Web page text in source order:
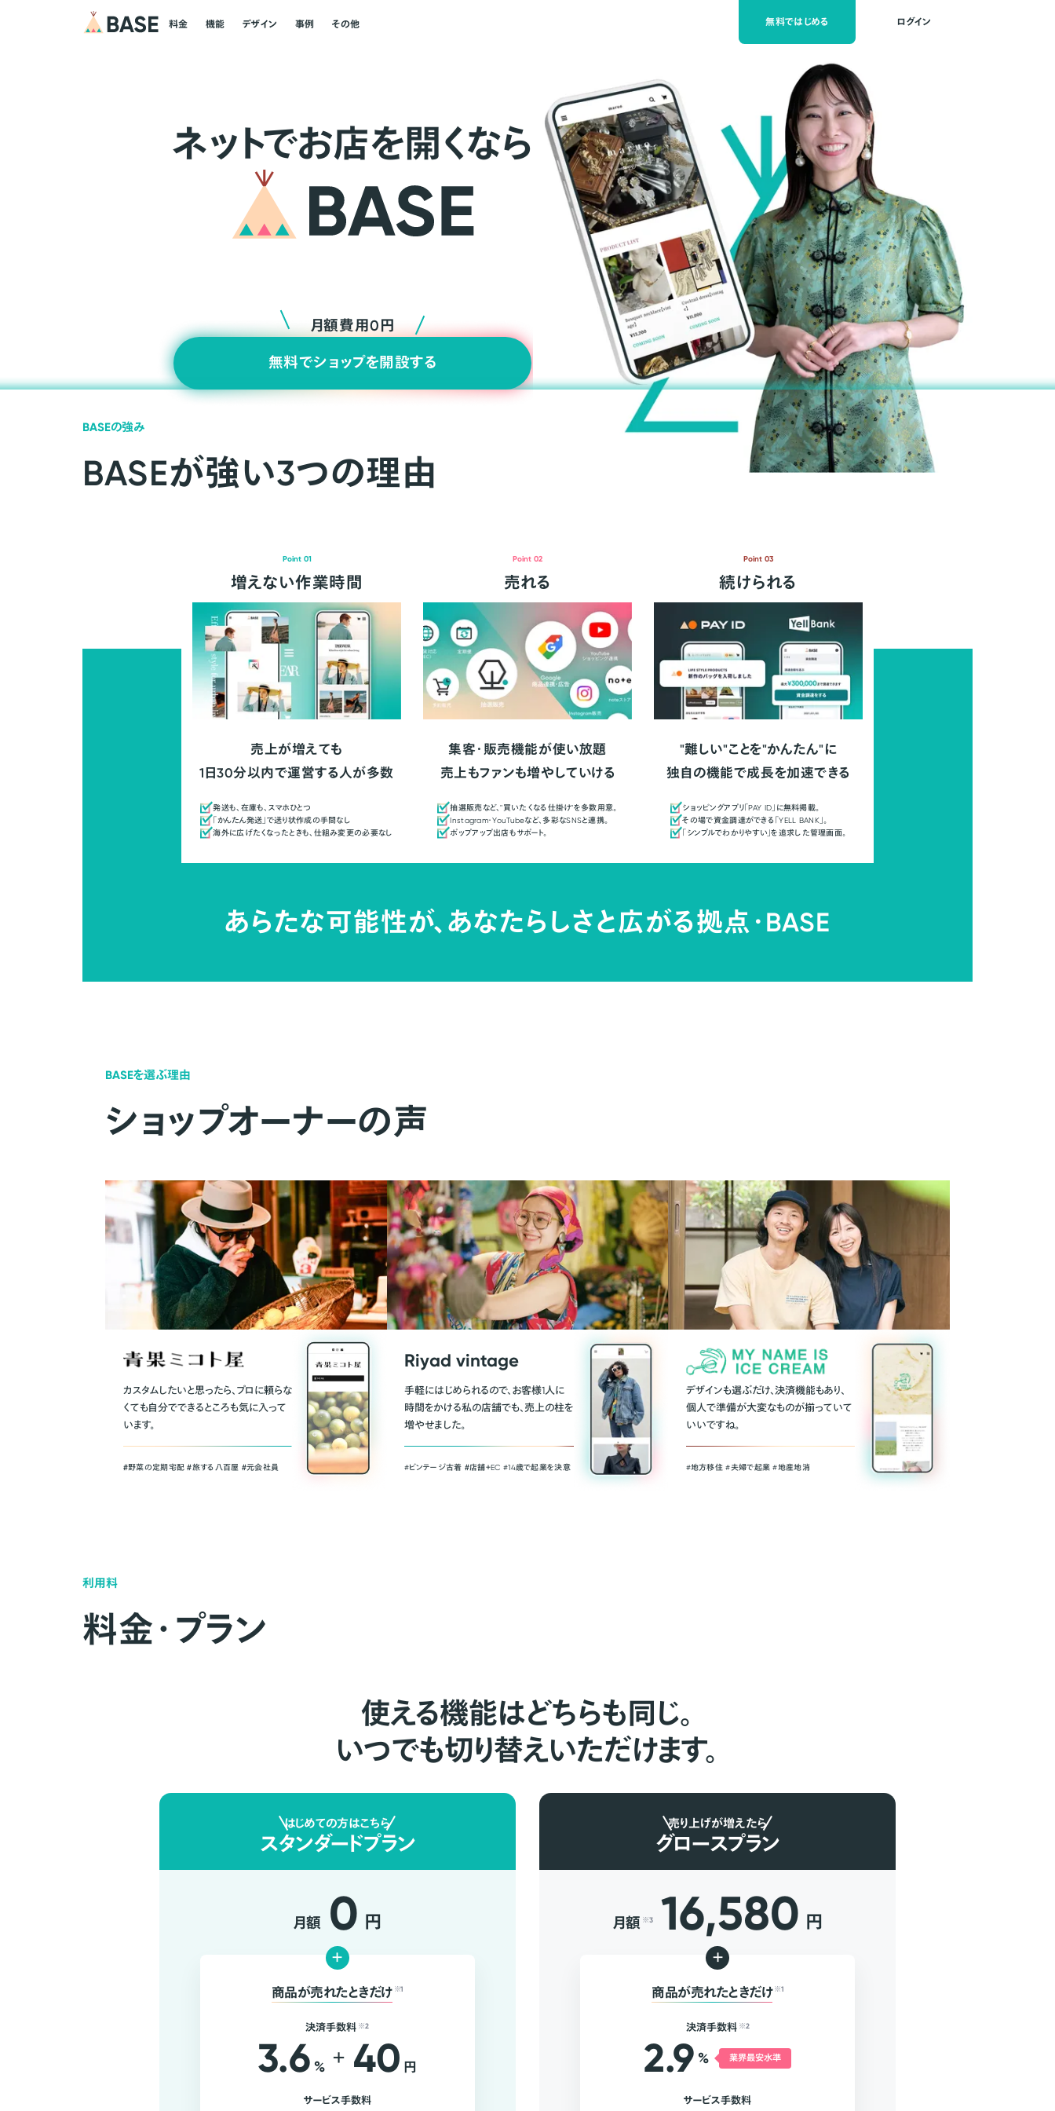
料金 機能 デザイン 事例 その他 無料ではじめる ログイン
ネッ トでお店を開くなら
月額費用0円
無料でショップを開設する
BASEの強み
BASEが強い3つの理由
Point 01
増えない作業時間
売上が増えても
1日30分以内で運営する人が多数
発送も、在庫も、スマホひとつ
「かんたん発送」で送り状作成の手間なし
海外に広げたくなったときも、仕組み変更の必要なし
Point 02
売れる
集客・販売機能が使い放題
売上もファンも増やしていける
抽選販売など、"買いたくなる仕掛け"を多数用意。
Instagram・YouTubeなど、多彩なSNSと連携。
ポップアップ出店もサポート。
Point 03
続けられる
"難しい"ことを"かんたん"に
独自の機能で成長を加速できる
ショッピングアプリ「PAY ID」に無料掲載。
その場で資金調達ができる「YELL BANK」。
「シンプルでわかりやすい」を追求した管理画面。
あらたな可能性が、あなたらしさと広がる拠点・BASE
BASEを選ぶ理由
ショップオーナーの声
カスタムしたいと思ったら、プロに頼らな
くても自分でできるところも気に入って
います。
＃野菜の定期宅配 ＃旅する八百屋 ＃元会社員
Riyad vintage
手軽にはじめられるので、お客様1人に
時間をかける私の店舗でも、売上の柱を
増やせました。
#ビンテージ古着 ＃店舗＋EC #14歳で起業を決意
デザインも選ぶだけ、決済機能もあり、
個人で準備が大変なものが揃っていて
いいですね。
#地方移住 #夫婦で起業 #地産地消
利用料
料金・プラン
使える機能はどちらも同じ。
いつでも切り替えいただけます。
はじめての方はこちら
スタンダードプラン
月額 0 円
+
商品が売れたときだけ ※1
決済手数料 ※2
3.6 % + 40 円
サービス手数料
売り上げが増えたら
グロースプラン
月額 ※3 16,580 円
+
商品が売れたときだけ ※1
決済手数料 ※2
2.9 % 業界最安水準
サービス手数料